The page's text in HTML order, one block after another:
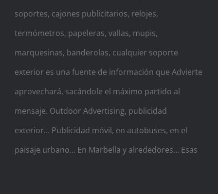
soportes, cajones publicitarios, relojes,
termómetros, papeleras, vallas, mupis,
marquesinas, banderolas, cualquier soporte
exterior es una fuente de información que Advierte
aprovechará, sacándole el máximo partido al
mensaje. Outdoor Advertising, publicidad
exterior… Publicidad móvil, en autobuses, en el
paisaje urbano… En Marbella y alrededores… Esas